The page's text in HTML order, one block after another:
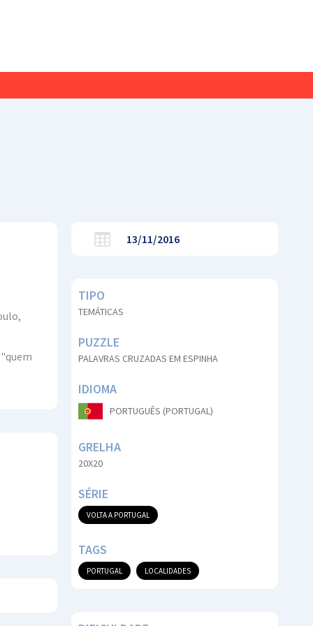
13/11/2016
TIPO
TEMÁTICAS
PUZZLE
PALAVRAS CRUZADAS EM ESPINHA
IDIOMA
PORTUGUÊS (PORTUGAL)
GRELHA
20X20
SÉRIE
VOLTA A PORTUGAL
TAGS
PORTUGAL LOCALIDADES